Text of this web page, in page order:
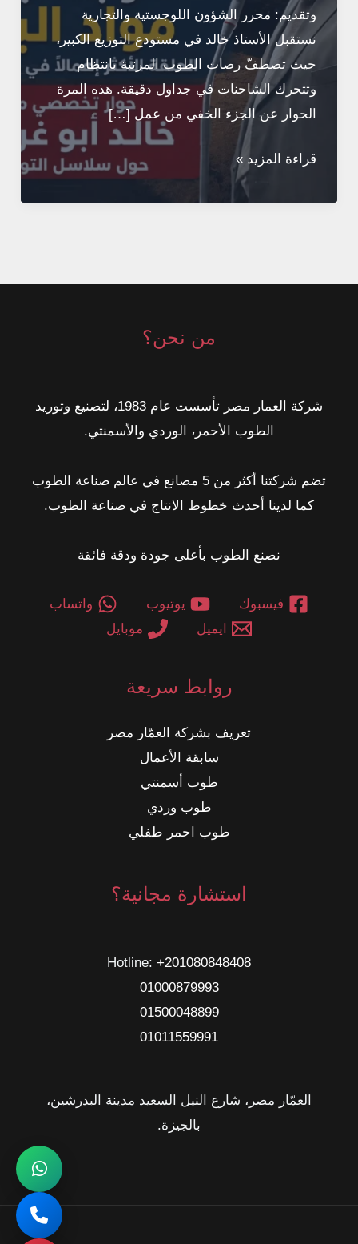
وتقديم: محرر الشؤون اللوجستية والتجارية
نستقبل الأستاذ خالد في مستودع التوزيع الكبير،
حيث تصطفّ رصات الطوب المرتبة بانتظام
وتتحرك الشاحنات في جداول دقيقة. هذه المرة
الحوار عن الجزء الخفي من عمل […]
لوجستيات
البناء:
إهمالًا
قراءة المزيد »
من نحن؟
شركة العمار مصر تأسست عام 1983، لتصنيع وتوريد
الطوب الأحمر، الوردي والأسمنتي.
تضم شركتنا أكثر من 5 مصانع في عالم صناعة الطوب
كما لدينا أحدث خطوط الانتاج في صناعة الطوب.
نصنع الطوب بأعلى جودة ودقة فائقة
فيسبوك يوتيوب
واتساب
ايميل
موبايل
روابط سريعة
تعريف بشركة العمّار مصر
سابقة الأعمال
طوب أسمنتي
طوب وردي
طوب احمر طفلي
استشارة مجانية؟
Hotline: ‎ +201080848408
01000879993
01500048899
01011559991
العمّار مصر، شارع النيل السعيد مدينة البدرشين،
بالجيزة.